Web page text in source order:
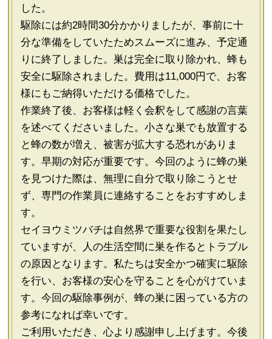
した。
駆除には約2時間30分かかりましたが、事前に十
分な準備をしていたためスムーズに進み、予定通
りに終了しました。巣は完全に取り除かれ、蜂も
安全に駆除されました。費用は11,000円で、お客
様にもご納得いただける価格でした。
作業終了後、お客様は軽く会釈をして感謝の言葉
を述べてくださいました。小さな巣でも放置する
と蜂の数が増え、被害が拡大する恐れがありま
す。早期の対応が重要です。今回のように蜂の巣
を見つけた際は、無理に自分で取り除こうとせ
ず、専門の作業員に連絡することをおすすめしま
す。
セイヨウミツバチは自然界で重要な役割を果たし
ていますが、人の生活空間に巣を作るとトラブル
の原因となります。私たちは安全かつ確実に駆除
を行い、お客様の安心を守ることを心がけていま
す。今回の駆除事例が、蜂の巣に困っている方の
参考になれば幸いです。
ご利用いただき、心より感謝申し上げます。今後